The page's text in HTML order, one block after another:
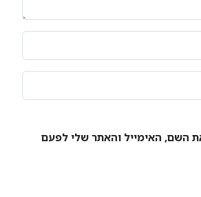
השם, האימייל והאתר שלי לפעם